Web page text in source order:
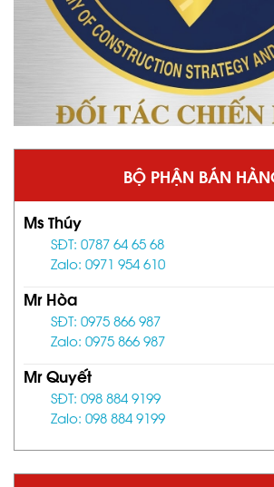
BỘ PHẬN BÁN
Ms Thúy
SĐT: 0787 64 65 68
Zalo: 0971 954 610
Mr Hòa
SĐT: 0975 866 987
Zalo: 0975 866 987
Mr Quyết
SĐT: 098 884 9199
Zalo: 098 884 9199